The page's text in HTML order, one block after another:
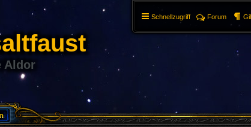
Aldor
Schnellzugriff Forum